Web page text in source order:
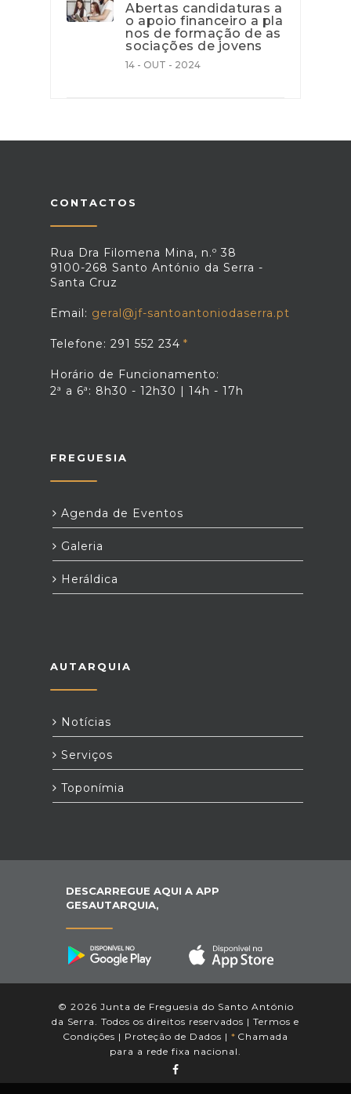
Abertas candidaturas a
o apoio financeiro a pla
nos de formação de as
sociações de jovens
14 - OUT - 2024
CONTACTOS
Rua Dra Filomena Mina, n.º 38
9100-268 Santo António da Serra -
Santa Cruz
Email: geral@jf-santoantoniodaserra.pt
Telefone: 291 552 234
Horário de Funcionamento:
2ª a 6ª: 8h30 - 12h30 | 14h - 17h
FREGUESIA
Agenda de Eventos
Galeria
Heráldica
AUTARQUIA
Notícias
Serviços
Toponímia
DESCARREGUE AQUI A APP
GESAUTARQUIA,
© 2026 Junta de Freguesia do Santo António
da Serra. Todos os direitos reservados | Termos e
Condições | Proteção de Dados | * Chamada
para a rede fixa nacional.